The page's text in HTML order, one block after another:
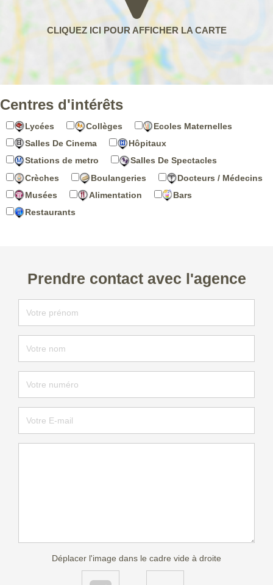
Centres d'intérêts
Lycées Collèges
Ecoles Maternelles
Salles De Cinema
Hôpitaux
Stations de metro
Salles De Spectacles
Crèches
Boulangeries
Docteurs / Médecins
Musées
Alimentation
Bars
Restaurants
Prendre contact avec l'agence
Déplacer l'image dans le cadre vide à droite